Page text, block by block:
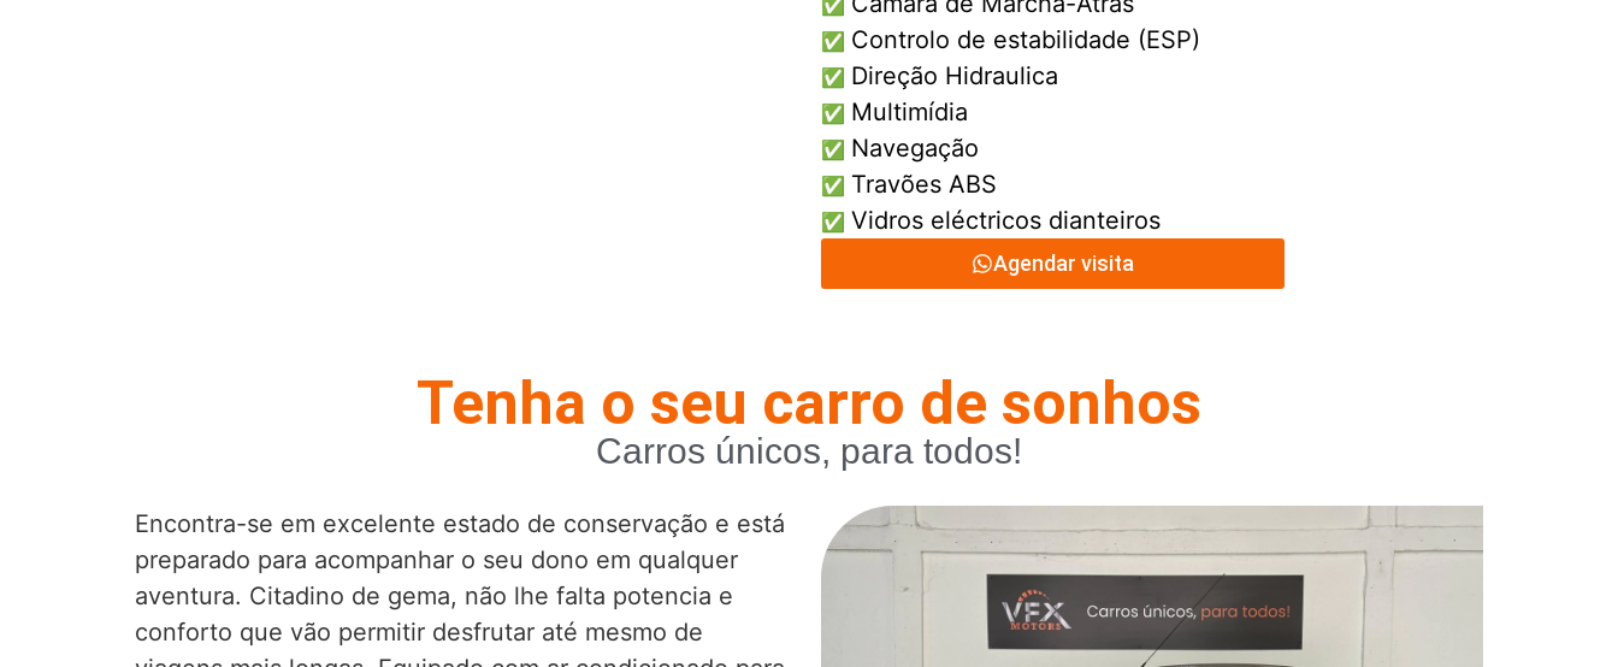
✅ Controlo de estabilidade (ESP)
✅ Direção Hidraulica
✅ Multimídia
✅ Navegação
✅ Travões ABS
✅ Vidros eléctricos dianteiros
Agendar visita
Tenha o seu carro de sonhos
Carros únicos, para todos!
Encontra-se em excelente estado de conservação e está
preparado para acompanhar o seu dono em qualquer
aventura. Citadino de gema, não lhe falta potencia e
conforto que vão permitir desfrutar até mesmo de